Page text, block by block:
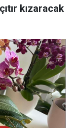
kızaracak